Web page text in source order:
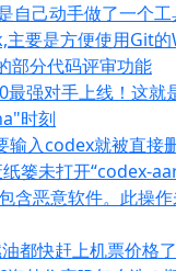
自己动手做了一个工
要是方便使用Git
部分代码评审功能
最强对手上线！这就
时刻
输入codex就被直接
篓未打开“codex-
含恶意软件。此操
都快赶上机票价格了